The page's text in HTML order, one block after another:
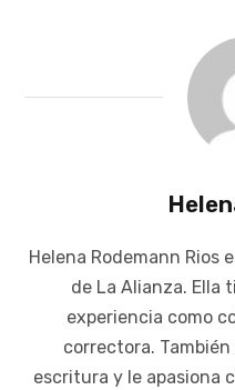
Helena Rodemann Rios
de La Alianza. Ella
experiencia como
correctora.
escritura y le apasiona